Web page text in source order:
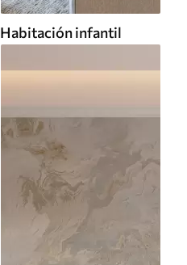
Habitación infantil